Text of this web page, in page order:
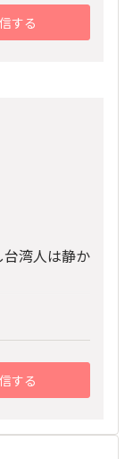
する
湾人は静か
する